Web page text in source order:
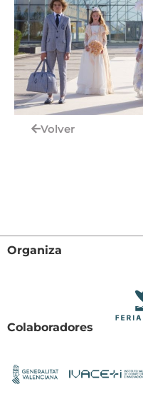
Volver
Organiza
Colaboradores